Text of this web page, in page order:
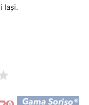
Iaşi.